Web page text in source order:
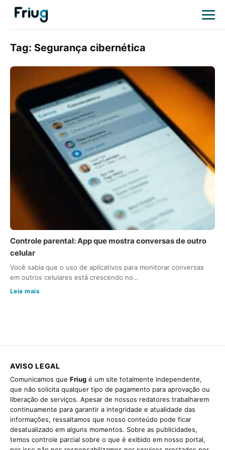
Tag: Segurança cibernética
Controle parental: App que mostra conversas de outro
celular
Você sabia que o uso de aplicativos para monitorar conversas
em outros celulares está crescendo no…
Leia mais
AVISO LEGAL
Comunicamos que Friug é um site totalmente independente,
que não solicita qualquer tipo de pagamento para aprovação ou
liberação de serviços. Apesar de nossos redatores trabalharem
continuamente para garantir a integridade e atualidade das
informações, ressaltamos que nosso conteúdo pode ficar
desatualizado em alguns momentos. Sobre as publicidades,
temos controle parcial sobre o que é exibido em nosso portal,